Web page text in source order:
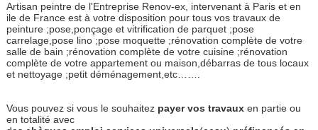
Artisan peintre de l'Entreprise Renov-ex, intervenant à Paris et en
ile de France est à votre disposition pour tous vos travaux de
peinture ;pose,ponçage et vitrification de parquet ;pose
carrelage,pose lino ;pose moquette ;rénovation complète de votre
salle de bain ;rénovation complète de votre cuisine ;rénovation
complète de votre appartement ou maison,débarras de tous locaux
et nettoyage ;petit déménagement,etc…….
Vous pouvez si vous le souhaitez payer vos travauxen partie ou
en totalité avec